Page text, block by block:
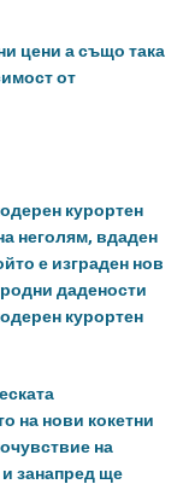
цени а също така
от
курортен
неголям, вдаден
е изграден нов
дадености
курортен
на нови кокетни
на
занапред ще